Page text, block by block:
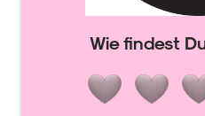
Wie findest